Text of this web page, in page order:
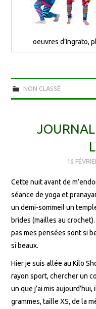
oeuvres d’Ingrato,
NON CLASSÉ
16
Cette nuit avant de
séance de yoga et
un demi-sommeil un
brides (mailles au
pas mes pensées sont si
si beaux.
Hier je suis allée au Kilo
rayon sport, chercher un
un que j’ai mis
grammes, taille XS, de la